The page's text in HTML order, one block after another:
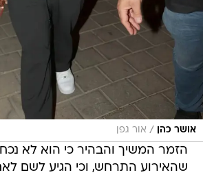
אושר כהן / אור גפן
הזמר המשיך והבהיר כי הוא לא
שהאירוע התרחש, וכי הגיע לשם